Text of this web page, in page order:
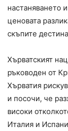
настаняването
ценовата
скъпите
Хърватският
ръководен от
Хърватия
и посочи, че
високи
Италия и